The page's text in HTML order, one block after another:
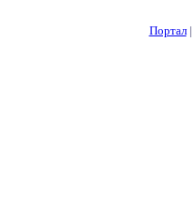
Портал|